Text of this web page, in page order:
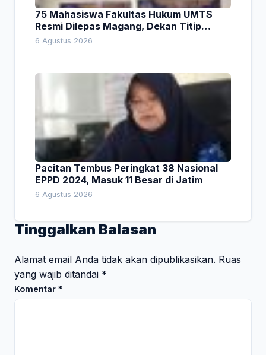
75 Mahasiswa Fakultas Hukum UMTS
Resmi Dilepas Magang, Dekan Titip
Empat Pesan Penting
6 Agustus 2026
Pacitan Tembus Peringkat 38 Nasional
EPPD 2024, Masuk 11 Besar di Jatim
6 Agustus 2026
Tinggalkan Balasan
Alamat email Anda tidak akan dipublikasikan. Ruas
yang wajib ditandai *
Komentar *